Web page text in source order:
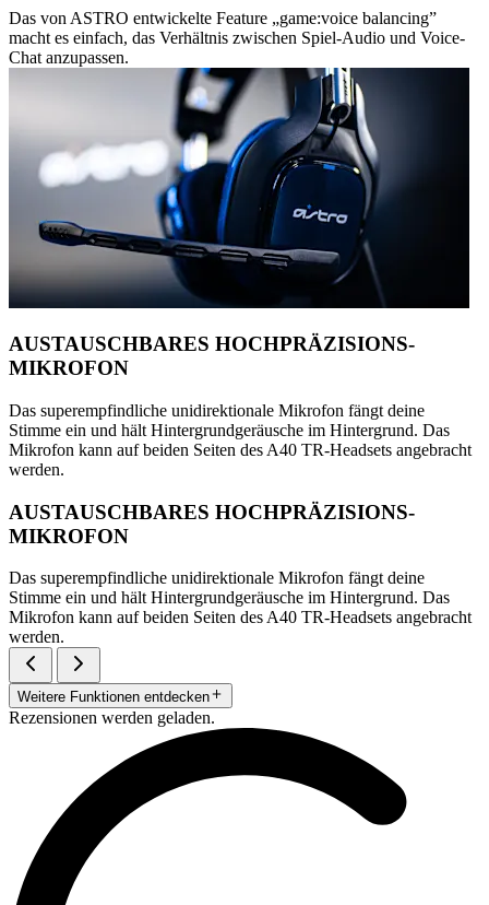
Das von ASTRO entwickelte Feature „game:voice balancing”
macht es einfach, das Verhältnis zwischen Spiel-Audio und Voice-
Chat anzupassen.
AUSTAUSCHBARES HOCHPRÄZISIONS-
MIKROFON
Das superempfindliche unidirektionale Mikrofon fängt deine
Stimme ein und hält Hintergrundgeräusche im Hintergrund. Das
Mikrofon kann auf beiden Seiten des A40 TR-Headsets angebracht
werden.
AUSTAUSCHBARES HOCHPRÄZISIONS-
MIKROFON
Das superempfindliche unidirektionale Mikrofon fängt deine
Stimme ein und hält Hintergrundgeräusche im Hintergrund. Das
Mikrofon kann auf beiden Seiten des A40 TR-Headsets angebracht
werden.
Weitere Funktionen entdecken
Rezensionen werden geladen.